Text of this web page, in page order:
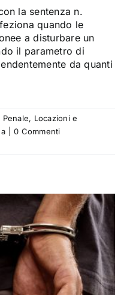
la sentenza n.
quando le
a disturbare un
il parametro di
da quanti
Penale, Locazioni e
0 Commenti